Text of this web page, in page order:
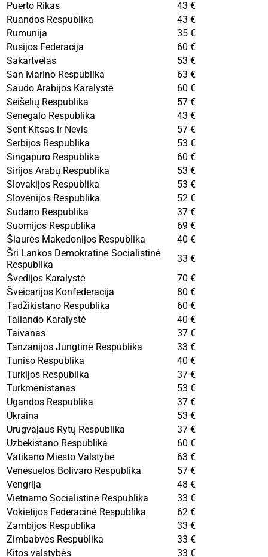
Puerto Rikas
43 €
Ruandos Respublika
43 €
Rumunija
35 €
Rusijos Federacija
60 €
Sakartvelas
53 €
San Marino Respublika
63 €
Saudo Arabijos Karalystė
60 €
Seišelių Respublika
57 €
Senegalo Respublika
43 €
Sent Kitsas ir Nevis
57 €
Serbijos Respublika
53 €
Singapūro Respublika
60 €
Sirijos Arabų Respublika
53 €
Slovakijos Respublika
53 €
Slovėnijos Respublika
52 €
Sudano Respublika
37 €
Suomijos Respublika
69 €
Šiaurės Makedonijos Respublika
40 €
Šri Lankos Demokratinė Socialistinė
Respublika
33 €
Švedijos Karalystė
70 €
Šveicarijos Konfederacija
80 €
Tadžikistano Respublika
60 €
Tailando Karalystė
40 €
Taivanas
37 €
Tanzanijos Jungtinė Respublika
33 €
Tuniso Respublika
40 €
Turkijos Respublika
37 €
Turkmėnistanas
53 €
Ugandos Respublika
37 €
Ukraina
53 €
Urugvajaus Rytų Respublika
37 €
Uzbekistano Respublika
60 €
Vatikano Miesto Valstybė
63 €
Venesuelos Bolivaro Respublika
57 €
Vengrija
48 €
Vietnamo Socialistinė Respublika
33 €
Vokietijos Federacinė Respublika
62 €
Zambijos Respublika
33 €
Zimbabvės Respublika
33 €
Kitos valstybės
33 €